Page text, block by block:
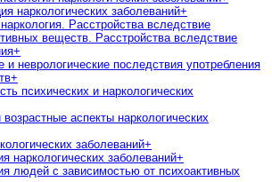
наркологических заболеваний+
Расстройства вследствие
веществ. Раcстройства вследствие
+
и неврологические последствия употребления
+
психических и наркологических
аспекты наркологических
заболеваний+
наркологических заболеваний+
людей с зависимостью от психоактивных